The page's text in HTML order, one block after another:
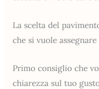
La scelta del
che si vuole
Primo consiglio che
chiarezza sul tuo